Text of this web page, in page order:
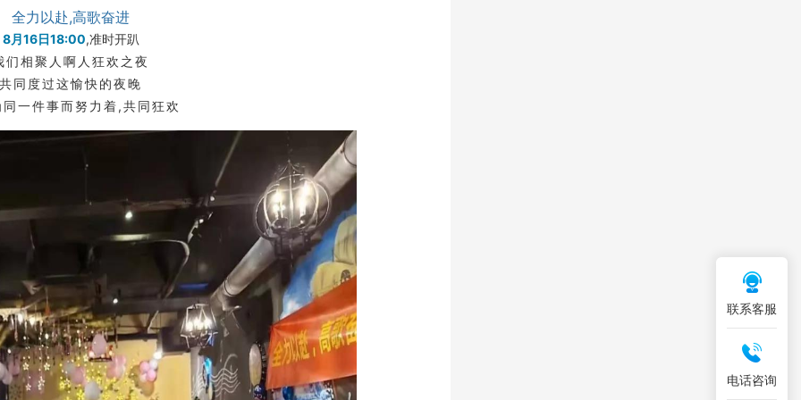
全力以赴,高歌奋进
8月16日18:00,准时开趴
们相聚人啊人狂欢之夜
共同度过这愉快的夜晚
同一件事而努力着,共同狂欢
联系客服
电话咨询